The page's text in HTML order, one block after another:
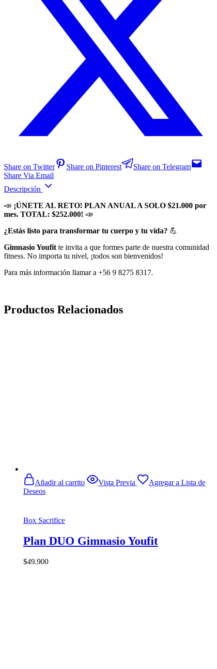
Share on Twitter Share on Pinterest
Share on Telegram
Share Via Email
Descripción
📣 ¡ÚNETE AL RETO! PLAN ANUAL A SOLO $21.000 por
mes. TOTAL: $252.000! 📣
¿Estás listo para transformar tu cuerpo y tu vida? 💪
Gimnasio Youfit te invita a que formes parte de nuestra comunidad
fitness. No importa tu nivel, ¡todos son bienvenidos!
Para más información llamar a +56 9 8275 8317.
Productos Relacionados
Añadir al carrito Vista Previa
Agregar a Lista de
Deseos
Box Sacrifice
Plan DUO Gimnasio Youfit
$49.900